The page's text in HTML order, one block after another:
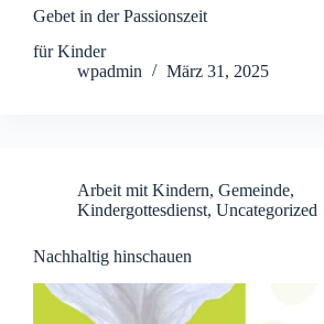
Gebet in der Passionszeit
für Kinder
wpadmin
März 31, 2025
Arbeit mit Kindern, Gemeinde,
Kindergottesdienst, Uncategorized
Nachhaltig hinschauen